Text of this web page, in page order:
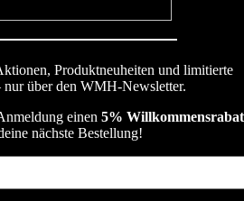
Produktneuheiten und limitierte
nur über den WMH-Newsletter.
einen 5%
nächste Bestellung!